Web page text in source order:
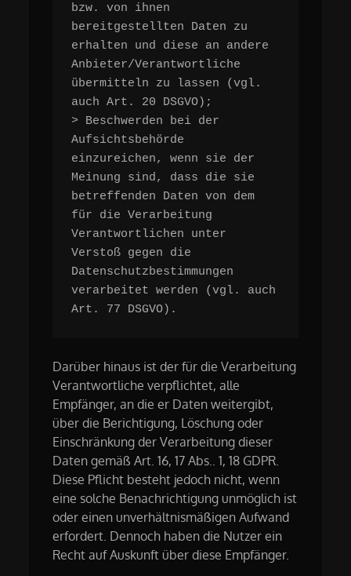
bzw. von ihnen
bereitgestellten Daten zu
erhalten und diese an andere
Anbieter/Verantwortliche
übermitteln zu lassen (vgl.
auch Art. 20 DSGVO);
> Beschwerden bei der
Aufsichtsbehörde
einzureichen, wenn sie der
Meinung sind, dass die sie
betreffenden Daten von dem
für die Verarbeitung
Verantwortlichen unter
Verstoß gegen die
Datenschutzbestimmungen
verarbeitet werden (vgl. auch
Art. 77 DSGVO).
Darüber hinaus ist der für die Verarbeitung
Verantwortliche verpflichtet, alle
Empfänger, an die er Daten weitergibt,
über die Berichtigung, Löschung oder
Einschränkung der Verarbeitung dieser
Daten gemäß Art. 16, 17 Abs.. 1, 18 GDPR.
Diese Pflicht besteht jedoch nicht, wenn
eine solche Benachrichtigung unmöglich ist
oder einen unverhältnismäßigen Aufwand
erfordert. Dennoch haben die Nutzer ein
Recht auf Auskunft über diese Empfänger.